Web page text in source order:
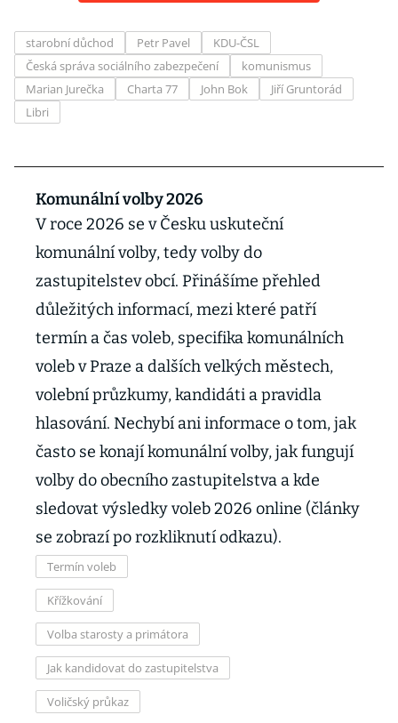
starobní důchod Petr Pavel
KDU-ČSL
Česká správa sociálního zabezpečení
komunismus
Marian Jurečka
Charta 77 John Bok
Jiří Gruntorád
Libri
Komunální volby 2026
V roce 2026 se v Česku uskuteční
komunální volby, tedy volby do
zastupitelstev obcí. Přinášíme přehled
důležitých informací, mezi které patří
termín a čas voleb, specifika komunálních
voleb v Praze a dalších velkých městech,
volební průzkumy, kandidáti a pravidla
hlasování. Nechybí ani informace o tom, jak
často se konají komunální volby, jak fungují
volby do obecního zastupitelstva a kde
sledovat výsledky voleb 2026 online (články
se zobrazí po rozkliknutí odkazu).
Termín voleb
Křížkování
Volba starosty a primátora
Jak kandidovat do zastupitelstva
Voličský průkaz